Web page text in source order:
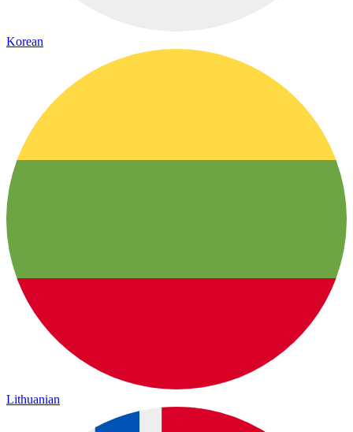
Korean
Lithuanian